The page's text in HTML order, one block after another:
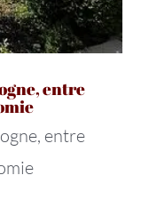
entre
entre